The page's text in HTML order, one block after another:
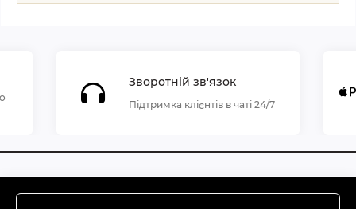
Зворотній зв'язок
Підтримка клієнтів в чаті 24/7